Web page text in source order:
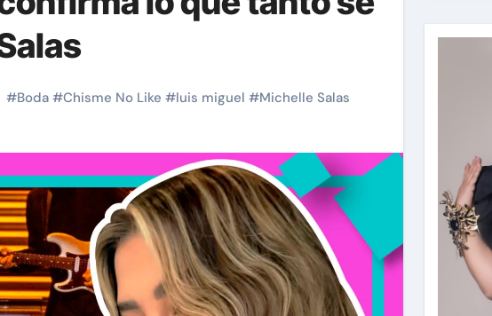
#Boda #Chisme No Like #luis miguel #Michelle Salas